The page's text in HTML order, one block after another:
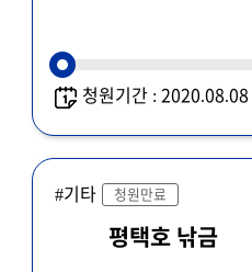
청원기간 :
#기타 청원만료
평택호 낚금